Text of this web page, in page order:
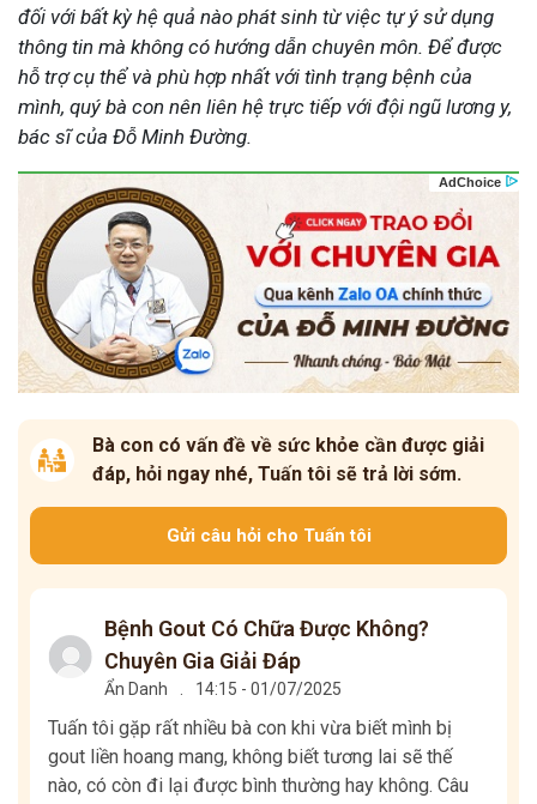
đối với bất kỳ hệ quả nào phát sinh từ việc tự ý sử dụng
thông tin mà không có hướng dẫn chuyên môn. Để được
hỗ trợ cụ thể và phù hợp nhất với tình trạng bệnh của
mình, quý bà con nên liên hệ trực tiếp với đội ngũ lương y,
bác sĩ của Đỗ Minh Đường.
Bà con có vấn đề về sức khỏe cần được giải
đáp, hỏi ngay nhé, Tuấn tôi sẽ trả lời sớm.
Gửi câu hỏi cho Tuấn tôi
Bệnh Gout Có Chữa Được Không?
Chuyên Gia Giải Đáp
Ẩn Danh 14:15 - 01/07/2025
Tuấn tôi gặp rất nhiều bà con khi vừa biết mình bị
gout liền hoang mang, không biết tương lai sẽ thế
nào, có còn đi lại được bình thường hay không. Câu